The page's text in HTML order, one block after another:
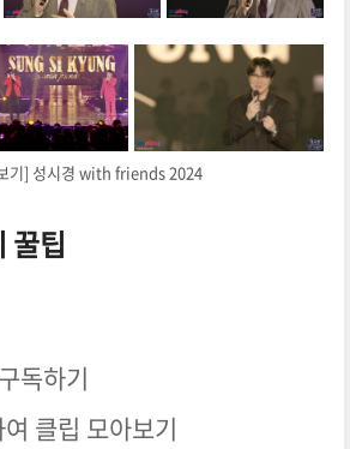
기] 성시경 with friends 2024
꿀팁
독하기
클립 모아보기